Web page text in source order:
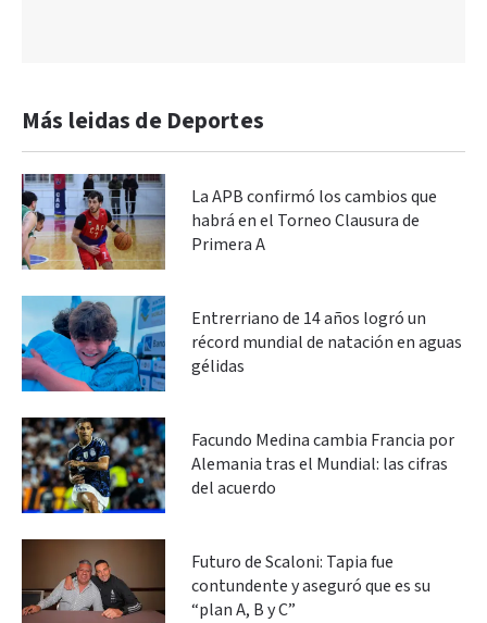
Más leidas de Deportes
La APB confirmó los cambios que
habrá en el Torneo Clausura de
Primera A
Entrerriano de 14 años logró un
récord mundial de natación en aguas
gélidas
Facundo Medina cambia Francia por
Alemania tras el Mundial: las cifras
del acuerdo
Futuro de Scaloni: Tapia fue
contundente y aseguró que es su
“plan A, B y C”